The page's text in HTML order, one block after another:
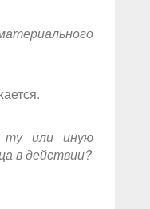
ту или иную
в действии?